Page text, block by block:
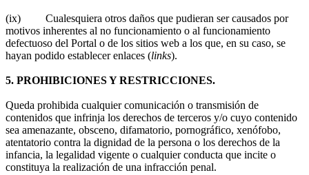
(ix) Cualesquiera otros daños que pudieran ser causados por
motivos inherentes al no funcionamiento o al funcionamiento
defectuoso del Portal o de los sitios web a los que, en su caso, se
hayan podido establecer enlaces (links).
5. PROHIBICIONES Y RESTRICCIONES.
Queda prohibida cualquier comunicación o transmisión de
contenidos que infrinja los derechos de terceros y/o cuyo contenido
sea amenazante, obsceno, difamatorio, pornográfico, xenófobo,
atentatorio contra la dignidad de la persona o los derechos de la
infancia, la legalidad vigente o cualquier conducta que incite o
constituya la realización de una infracción penal.